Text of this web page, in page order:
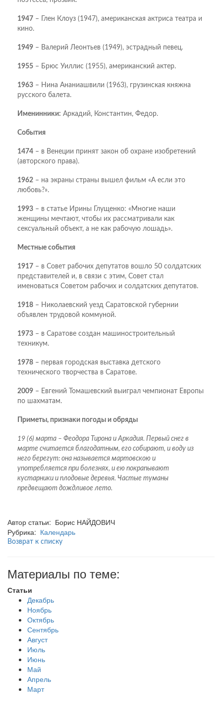
1947 – Глен Клоуз (1947), американская актриса театра и
кино.
1949 – Валерий Леонтьев (1949), эстрадный певец.
1955 – Брюс Уиллис (1955), американский актер.
1963 – Нина Ананиашвили (1963), грузинская княжна
русского балета.
Именинники: Аркадий, Константин, Федор.
События
1474 – в Венеции принят закон об охране изобретений
(авторского права).
1962 – на экраны страны вышел фильм «А если это
любовь?».
1993 – в статье Ирины Глущенко: «Многие наши
женщины мечтают, чтобы их рассматривали как
сексуальный объект, а не как рабочую лошадь».
Местные события
1917 – в Совет рабочих депутатов вошло 50 солдатских
представителей и, в связи с этим, Совет стал
именоваться Советом рабочих и солдатских депутатов.
1918 – Николаевский уезд Саратовской губернии
объявлен трудовой коммуной.
1973 – в Саратове создан машиностроительный
техникум.
1978 – первая городская выставка детского
технического творчества в Саратове.
2009 – Евгений Томашевский выиграл чемпионат Европы
по шахматам.
Приметы, признаки погоды и обряды
19 (6) марта – Феодора Тирона и Аркадия. Первый снег в
марте считается благодатным, его собирают, и воду из
него берегут: она называется мартовскою и
употребляется при болезнях, и ею покрапывают
кустарники и плодовые деревья. Частые туманы
предвещают дождливое лето.
Автор статьи: Борис НАЙДОВИЧ
Рубрика: Календарь
Возврат к списку
Материалы по теме:
Статьи
Декабрь
Ноябрь
Октябрь
Сентябрь
Август
Июль
Июнь
Май
Апрель
Март